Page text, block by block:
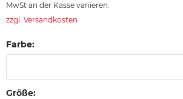
MwSt an der Kasse variieren.
zzgl. Versandkosten
Farbe:
Größe: